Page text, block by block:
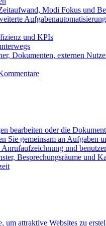
Modi Fokus und
und KPIs
Dokumenten, externen
bearbeiten oder die
Sie gemeinsam an Aufgaben
und
Besprechungsräume und
um attraktive Websites zu